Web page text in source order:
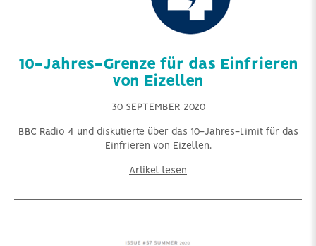
10-Jahres-Grenze für das Einfrieren
von Eizellen
30 SEPTEMBER 2020
BBC Radio 4 und diskutierte über das 10-Jahres-Limit für das
Einfrieren von Eizellen.
Artikel lesen